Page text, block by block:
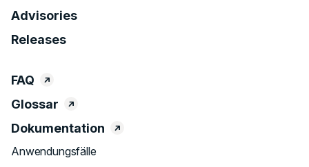
Advisories
Releases
FAQ
Glossar
Dokumentation
Anwendungsfälle